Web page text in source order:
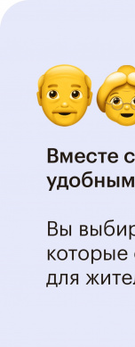
Перейти к основному